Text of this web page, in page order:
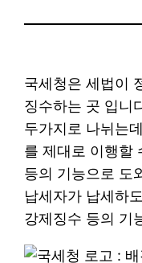
국세청은 세법이
징수하는 곳 입니
두가지로 나뉘는
를 제대로 이행할
등의 기능으로 도
납세자가 납세하
강제징수 등의 기